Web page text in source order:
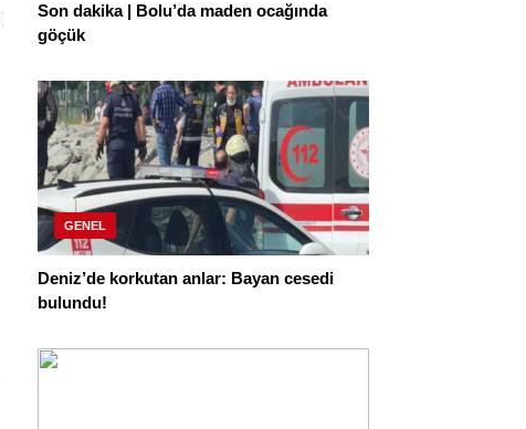
Son dakika | Bolu’da maden ocağında
göçük
GENEL
Deniz’de korkutan anlar: Bayan cesedi
bulundu!